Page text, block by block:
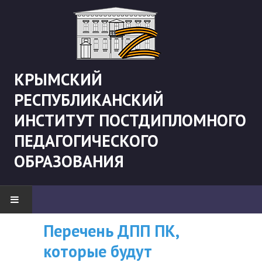
КРЫМСКИЙ
РЕСПУБЛИКАНСКИЙ
ИНСТИТУТ ПОСТДИПЛОМНОГО
ПЕДАГОГИЧЕСКОГО
ОБРАЗОВАНИЯ
НОВОСТИ
"Боевая" русистика
ВНИМАНИЮ
СЛУШАТЕЛЕЙ, У
Перечень ДПП ПК,
которые будут